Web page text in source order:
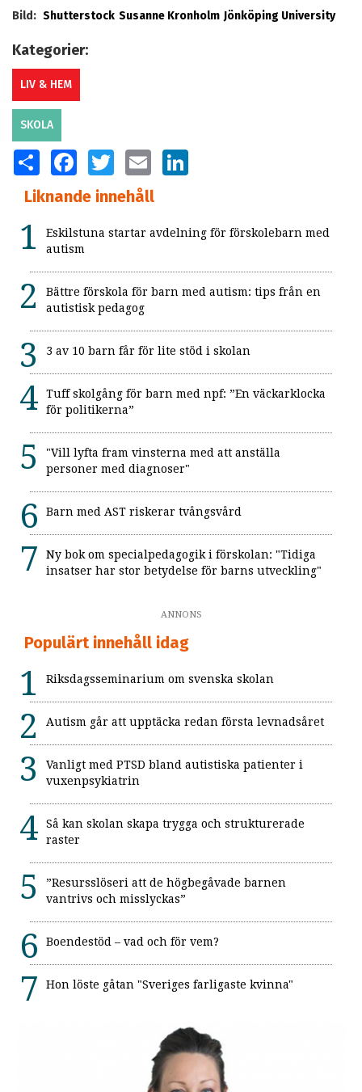
Bild: Shutterstock Susanne Kronholm Jönköping University
Kategorier:
LIV & HEM
SKOLA
SHARE FACEBOOKTWITTER EMAIL
Liknande innehåll
Eskilstuna startar avdelning för förskolebarn med
autism
Bättre förskola för barn med autism: tips från en
autistisk pedagog
3 av 10 barn får för lite stöd i skolan
Tuff skolgång för barn med npf: ”En väckarklocka
för politikerna”
"Vill lyfta fram vinsterna med att anställa
personer med diagnoser"
Barn med AST riskerar tvångsvård
Ny bok om specialpedagogik i förskolan: "Tidiga
insatser har stor betydelse för barns utveckling"
ANNONS
Populärt innehåll idag
Riksdagsseminarium om svenska skolan
Autism går att upptäcka redan första levnadsåret
Vanligt med PTSD bland autistiska patienter i
vuxenpsykiatrin
Så kan skolan skapa trygga och strukturerade
raster
”Resursslöseri att de högbegåvade barnen
vantrivs och misslyckas”
Boendestöd – vad och för vem?
Hon löste gåtan "Sveriges farligaste kvinna"